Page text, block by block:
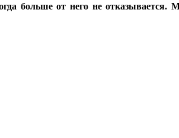
больше от него не